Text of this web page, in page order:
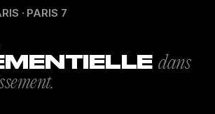
· PARIS 7
dans